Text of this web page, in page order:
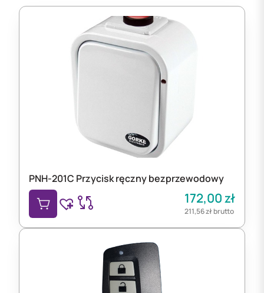
PNH-201C Przycisk ręczny bezprzewodowy
172,00zł
211,56złbrutto